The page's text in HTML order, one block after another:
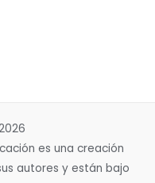
es una creación
autores y están bajo